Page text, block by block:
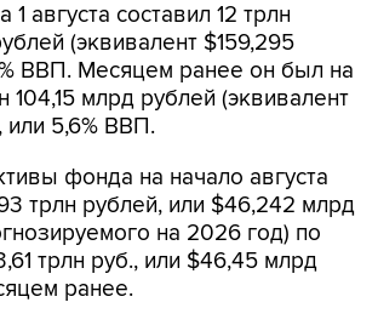
августа составил 12 трлн
(эквивалент $159,295
ВВП. Месяцем ранее он был на
104,15 млрд рублей (эквивалент
или 5,6% ВВП.
фонда на начало августа
трлн рублей, или $46,242 млрд
на 2026 год) по
трлн руб., или $46,45 млрд
ранее.